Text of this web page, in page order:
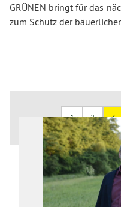
GRÜNEN bringt für das
zum Schutz der
1 2 3